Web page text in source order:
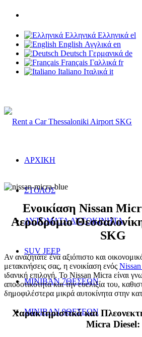
Ελληνικά Ελληνικά el
English Αγγλικά en
Deutsch Γερμανικά de
Français Γαλλικά fr
Italiano Ιταλικά it
ΑΡΧΙΚΗ
ΣΤΟΛΟΣ
ΑΥΤΟΜΑΤΑ ΑΥΤΟΚΙΝΗΤΑ
SUV JEEP
ΜΙΝΙΒΑΝ 7ΘΕΣΕΩΝ
ΜΙΝΙΒΑΝ 9ΘΕΣΕΩΝ
Ενοικίαση Nissan
Αεροδρόμιο
SKG
Αν αναζητάτε ένα αξιόπιστο και
μετακινήσεις σας, η ενοικίαση ενός
ιδανική επιλογή. Το Nissan Micra είναι
αποδοτικότητα και την ευελιξία του,
δημοφιλέστερα μικρά αυτοκίνητα στην
Χαρακτηριστικά και
Micra Diesel: